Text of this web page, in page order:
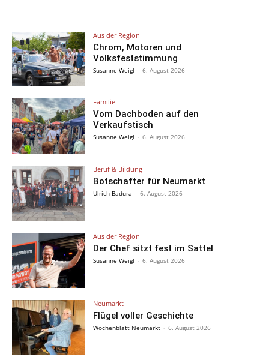
Aus der Region
Chrom, Motoren und
Volksfeststimmung
Susanne Weigl - 6. August 2026
Familie
Vom Dachboden auf den
Verkaufstisch
Susanne Weigl - 6. August 2026
Beruf & Bildung
Botschafter für Neumarkt
Ulrich Badura - 6. August 2026
Aus der Region
Der Chef sitzt fest im Sattel
Susanne Weigl - 6. August 2026
Neumarkt
Flügel voller Geschichte
Wochenblatt Neumarkt - 6. August 2026